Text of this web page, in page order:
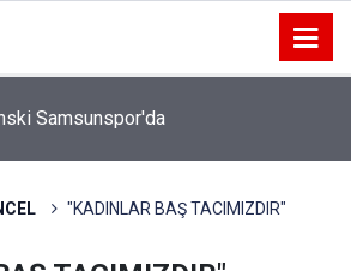
Samsunspor'da
"KADINLAR BAŞ TACIMIZDIR"